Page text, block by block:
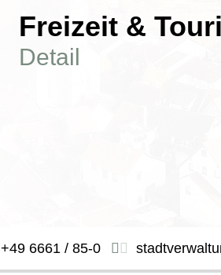
Freizeit &
Detail
+49 6661 / 85-0